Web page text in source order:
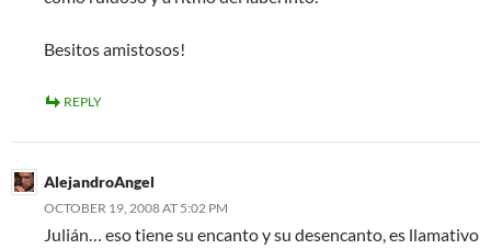
Besitos amistosos!
REPLY
AlejandroAngel
OCTOBER 19, 2008 AT 5:02 PM
Julián… eso tiene su encanto y su desencanto, es llamativo